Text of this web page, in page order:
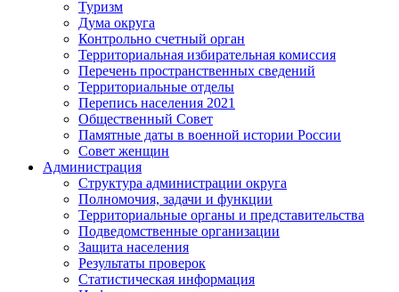
Туризм
Дума округа
Контрольно счетный орган
Территориальная избирательная комиссия
Перечень пространственных сведений
Территориальные отделы
Перепись населения 2021
Общественный Совет
Памятные даты в военной истории России
Совет женщин
Администрация
Структура администрации округа
Полномочия, задачи и функции
Территориальные органы и представительства
Подведомственные организации
Защита населения
Результаты проверок
Статистическая информация